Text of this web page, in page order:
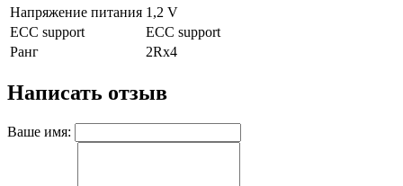
Напряжение питания 1,2 V
ECC support
ECC support
Ранг
2Rx4
Написать отзыв
Ваше имя: